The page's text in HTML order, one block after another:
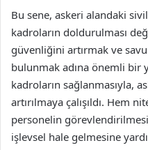
Bu sene, askeri alandaki
kadroların doldurulması
güvenliğini artırmak ve
bulunmak adına önemli bir
kadroların sağlanmasıyla,
artırılmaya çalışıldı. Hem
personelin
işlevsel hale gelmesine